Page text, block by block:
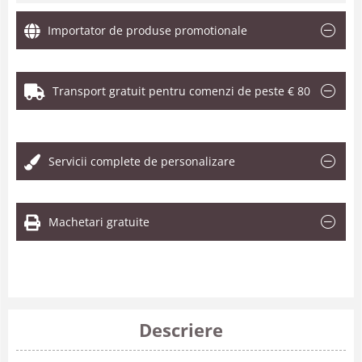
Importator de produse promotionale
Transport gratuit pentru comenzi de peste € 80
Servicii complete de personalizare
Machetari gratuite
Descriere